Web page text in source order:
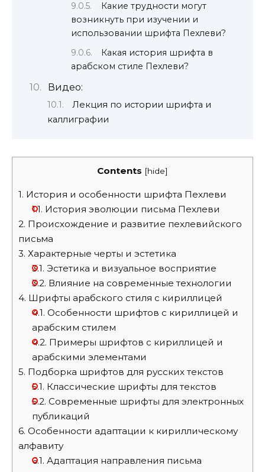
Какие трудности могут
возникнуть при изучении и
использовании шрифта Пехлеви?
Какая история шрифта в
арабском стиле Пехлеви?
Видео:
Лекция по истории шрифта и
каллиграфии
Contents [hide]
1. История и особенности шрифта Пехлеви
1.1. История эволюции письма Пехлеви
2. Происхождение и развитие пехлевийского
письма
3. Характерные черты и эстетика
3.1. Эстетика и визуальное восприятие
3.2. Влияние на современные технологии
4. Шрифты арабского стиля с кириллицей
4.1. Особенности шрифтов с кириллицей и
арабским стилем
4.2. Примеры шрифтов с кириллицей и
арабскими элементами
5. Подборка шрифтов для русских текстов
5.1. Классические шрифты для текстов
5.2. Современные шрифты для электронных
публикаций
6. Особенности адаптации к кириллическому
алфавиту
6.1. Адаптация направления письма